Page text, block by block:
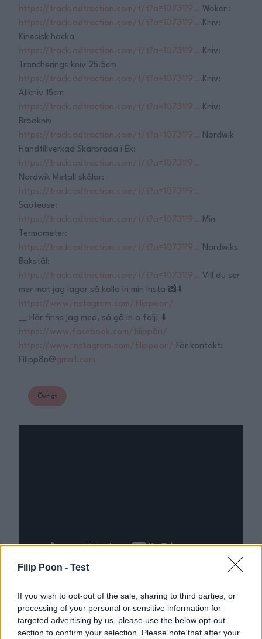
Filip Poon - Test
If you wish to opt-out of the sale, sharing to third parties, or
processing of your personal or sensitive information for
targeted advertising by us, please use the below opt-out
section to confirm your selection. Please note that after your
https://track.adtraction.com/t/t?a=1073119… Woken:
https://track.adtraction.com/t/t?a=1073119… Kniv:
Kinesisk hacka
https://track.adtraction.com/t/t?a=1073119… Kniv:
Trancherings kniv 25.5cm
https://track.adtraction.com/t/t?a=1073119… Kniv:
Allkniv 15cm
https://track.adtraction.com/t/t?a=1073119… Kniv:
Brödkniv
https://track.adtraction.com/t/t?a=1073119… Nordwik
Handtillverkad Skärbräda i Ek:
https://track.adtraction.com/t/t?a=1073119…
Nordwik Metall skålar:
https://track.adtraction.com/t/t?a=1073119…
Sauteuse:
https://track.adtraction.com/t/t?a=1073119… Min
Termometer:
https://track.adtraction.com/t/t?a=1073119… Nordwiks
Bakstål:
https://track.adtraction.com/t/t?a=1073119… Vill du ser
mer mat jag lagar så kolla in min Insta 📸⬇️
https://www.instagram.com/filippoon/
__ Här finns jag med, så gå in o följ! ⬇️
https://www.facebook.com/filipp8n/
https://www.instagram.com/filippoon/ För kontakt:
Filipp8n@gmail.com
Övrigt